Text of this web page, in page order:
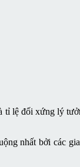
tỉ lệ đối xứng lý
nhất bởi các